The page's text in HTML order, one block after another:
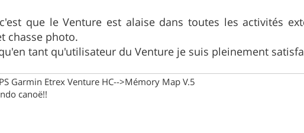
que le Venture est alaise dans toutes les activités
chasse photo.
tant qu'utilisateur du Venture je suis pleinement
Garmin Etrex Venture HC-->Mémory Map V.5
canoë!!